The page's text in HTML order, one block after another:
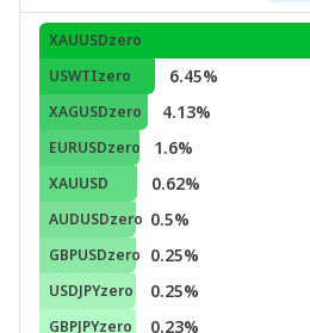
XAUUSDzero
USWTIzero 6.45%
XAGUSDzero 4.13%
EURUSDzero 1.6%
XAUUSD 0.62%
AUDUSDzero 0.5%
GBPUSDzero 0.25%
USDJPYzero 0.25%
GBPJPYzero 0.23%